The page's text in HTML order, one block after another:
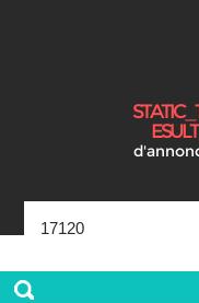
STAT
I
C
ESUL